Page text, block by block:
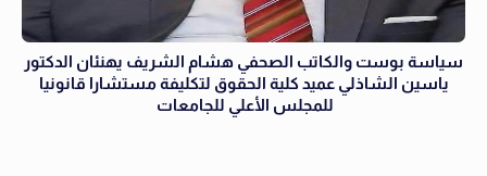
سياسة بوست والكاتب الصحفي هشام الشريف يهنئان الدكتور
ياسين الشاذلي عميد كلية الحقوق لتكليفة مستشارا قانونيا
للمجلس الأعلي للجامعات